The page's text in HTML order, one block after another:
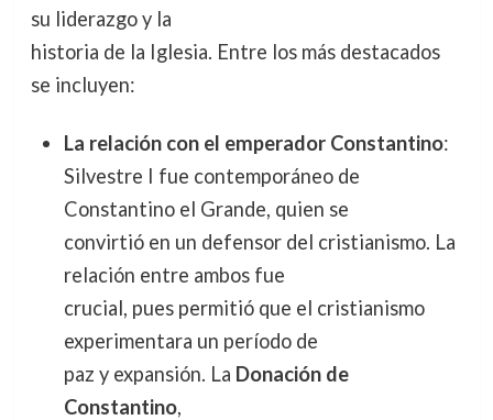
su liderazgo y la
historia de la Iglesia. Entre los más destacados
se incluyen:
La relación con el emperador Constantino:
Silvestre I fue contemporáneo de
Constantino el Grande, quien se
convirtió en un defensor del cristianismo. La
relación entre ambos fue
crucial, pues permitió que el cristianismo
experimentara un período de
paz y expansión. La Donación de
Constantino,